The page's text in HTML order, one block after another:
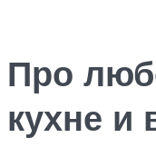
Про
кухне и